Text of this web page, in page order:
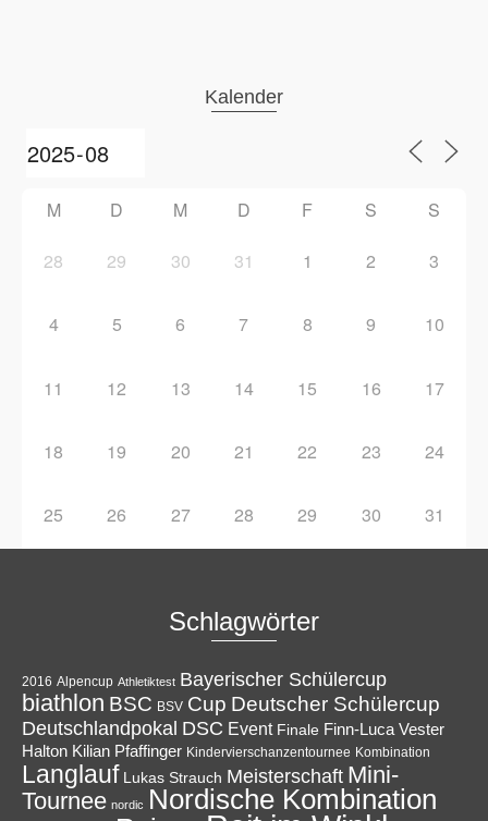
Kalender
M D M D F S S
28 29 30 31 1 2 3
4 5 6 7 8 9 10
11 12 13 14 15 16 17
18 19 20 21 22 23 24
25 26 27 28 29 30 31
Schlagwörter
2016 Alpencup Athletiktest Bayerischer Schülercup
biathlon BSC BSV Cup Deutscher Schülercup
Deutschlandpokal DSC Event Finale Finn-Luca Vester
Halton Kilian Pfaffinger Kindervierschanzentournee Kombination
Langlauf Lukas Strauch Meisterschaft Mini-
Tournee nordic Nordische Kombination